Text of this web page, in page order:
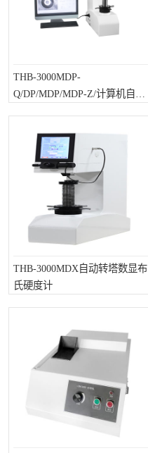
THB-3000MDP-
Q/DP/MDP/MDP-Z/计算机自动
THB-3000MDX自动转塔数显布
氏硬度计